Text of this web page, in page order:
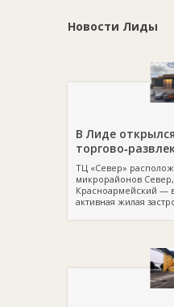
нужную модель. На всю
Новости Лиды
В Лиде
ТЦ «Север»
микрорайонов
Красноармейский —
активная жилая